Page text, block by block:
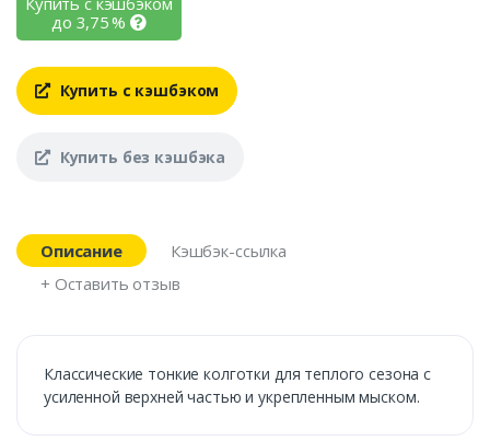
до 3,75%
Купить с кэшбэком
Купить без кэшбэка
Описание
Кэшбэк-ссылка
+ Оставить отзыв
Классические тонкие колготки для теплого сезона с
усиленной верхней частью и укрепленным мыском.